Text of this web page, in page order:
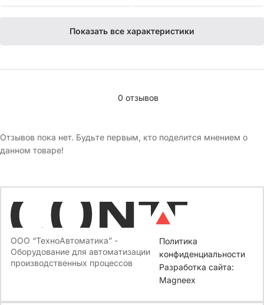
Показать все характеристики
0 отзывов
Отзывов пока нет. Будьте первым, кто поделится мнением о
данном товаре!
ООО “ТехноАвтоматика” -
Оборудование для автоматизации
производственных процессов
Политика
конфиденциальности
Разработка сайта:
Magneex